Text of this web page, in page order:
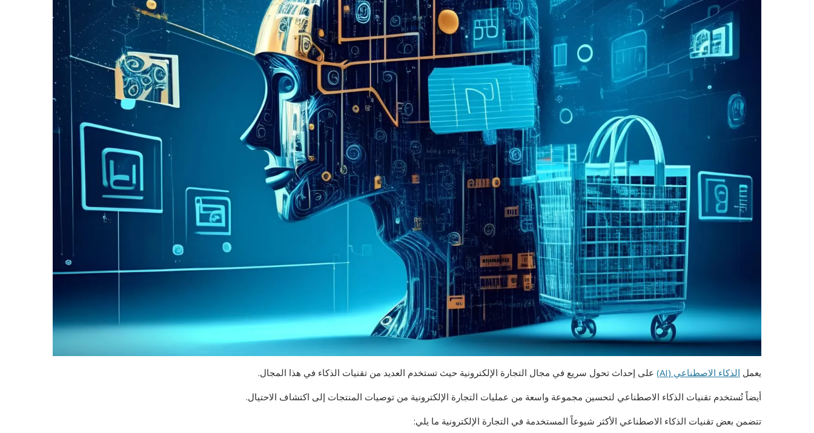
يعمل الذكاء الاصطناعي (AI)
على إحداث تحول سريع في مجال التجارة الإلكترونية حيث تستخدم العديد من تقنيات الذكاء في هذا المجال.
أيضاً تُستخدم تقنيات الذكاء الاصطناعي لتحسين مجموعة واسعة من عمليات التجارة الإلكترونية من توصيات المنتجات إلى اكتشاف الاحتيال.
تتضمن بعض تقنيات الذكاء الاصطناعي الأكثر شيوعاً المستخدمة في التجارة الإلكترونية ما يلي: